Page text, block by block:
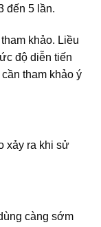
đến 5 lần.
khảo. Liều
độ diễn tiến
tham khảo ý
xảy ra khi sử
càng sớm